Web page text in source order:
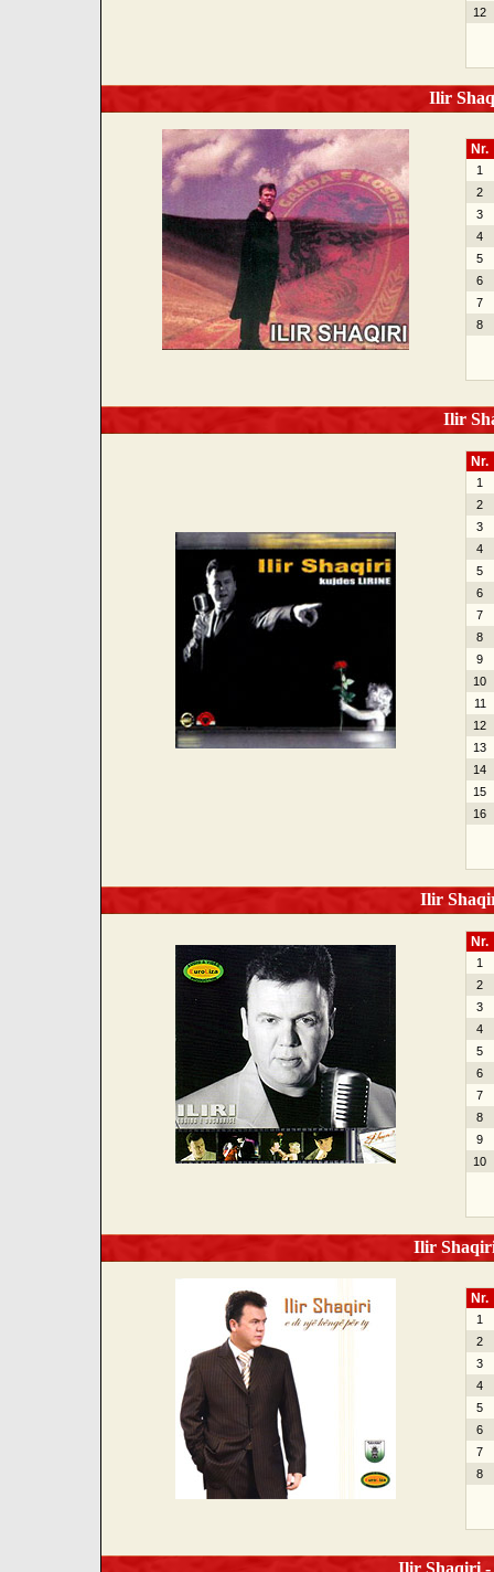
12
Ilir
Nr.
1
2
3
4
5
6
7
8
Ilir
Nr.
1
2
3
4
5
6
7
8
9
10
11
12
13
14
15
16
Ilir
Nr.
1
2
3
4
5
6
7
8
9
10
Ilir
Nr.
1
2
3
4
5
6
7
8
Ilir Shaqiri